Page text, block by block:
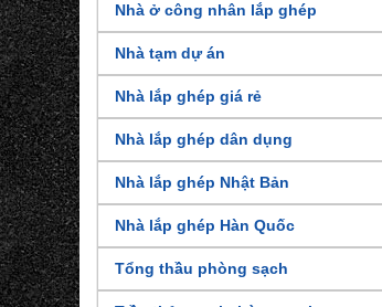
Nhà ở công nhân lắp ghép
Nhà tạm dự án
Nhà lắp ghép giá rẻ
Nhà lắp ghép dân dụng
Nhà lắp ghép Nhật Bản
Nhà lắp ghép Hàn Quốc
Tổng thầu phòng sạch